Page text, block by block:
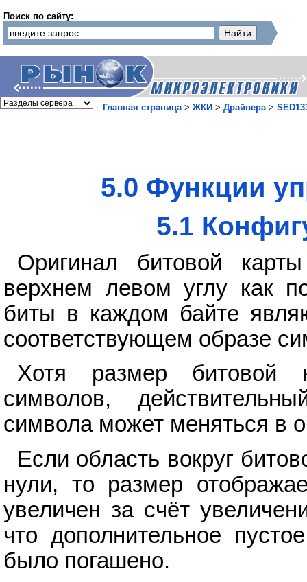
Поиск по сайту:
Главная страница> ЖКИ > Драйвера>
5.0 Функции
5.1
Оригинал битовой
верхнем левом углу как
биты в каждом байте
соответствующем образе
Хотя размер битовой
символов,
символа может меняться в
Если область вокруг
нули, то размер
увеличен за счёт
что дополнительное
было погашено.